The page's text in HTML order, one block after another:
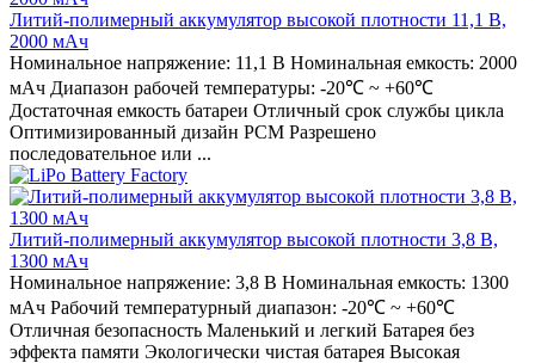
Литий-полимерный аккумулятор высокой плотности 11,1 В,
2000 мАч
Номинальное напряжение: 11,1 В Номинальная емкость: 2000
мАч Диапазон рабочей температуры: -20℃ ~ +60℃
Достаточная емкость батареи Отличный срок службы цикла
Оптимизированный дизайн PCM Разрешено
последовательное или ...
Литий-полимерный аккумулятор высокой плотности 3,8 В,
1300 мАч
Номинальное напряжение: 3,8 В Номинальная емкость: 1300
мАч Рабочий температурный диапазон: -20℃ ~ +60℃
Отличная безопасность Маленький и легкий Батарея без
эффекта памяти Экологически чистая батарея Высокая